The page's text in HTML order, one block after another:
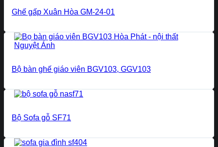
Ghế gấp Xuân Hòa GM-24-01
Bộ bàn ghế giáo viên BGV103, GGV103
Bộ Sofa gỗ SF71